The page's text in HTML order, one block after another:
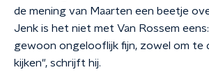
de mening van Maarten een beetje
Jenk is het niet met Van Rossem
gewoon ongelooflijk fijn, zowel om te
kijken", schrijft hij.